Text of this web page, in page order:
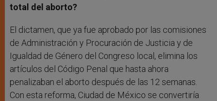
total del aborto?
El dictamen, que ya fue aprobado por las comisiones
de Administración y Procuración de Justicia y de
Igualdad de Género del Congreso local, elimina los
artículos del Código Penal que hasta ahora
penalizaban el aborto después de las 12 semanas.
Con esta reforma, Ciudad de México se convertiría